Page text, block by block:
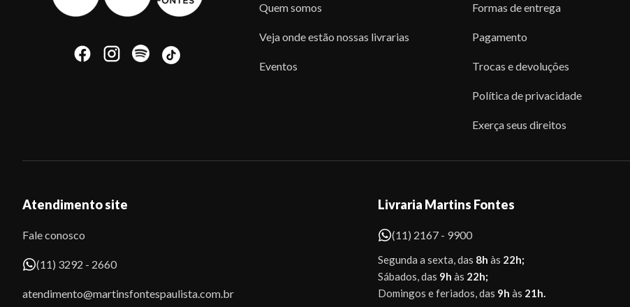
Quem somos
Veja onde estão nossas livrarias
Eventos
Formas de entrega
Pagamento
Trocas e devoluções
Política de privacidade
Exerça seus direitos
Atendimento site
Fale conosco
(11) 3292 - 2660
atendimento@martinsfontespaulista.com.br
Livraria Martins Fontes
(11) 2167 - 9900
Segunda a sexta, das 8h às 22h;
Sábados, das 9h às 22h;
Domingos e feriados, das 9h às 21h.